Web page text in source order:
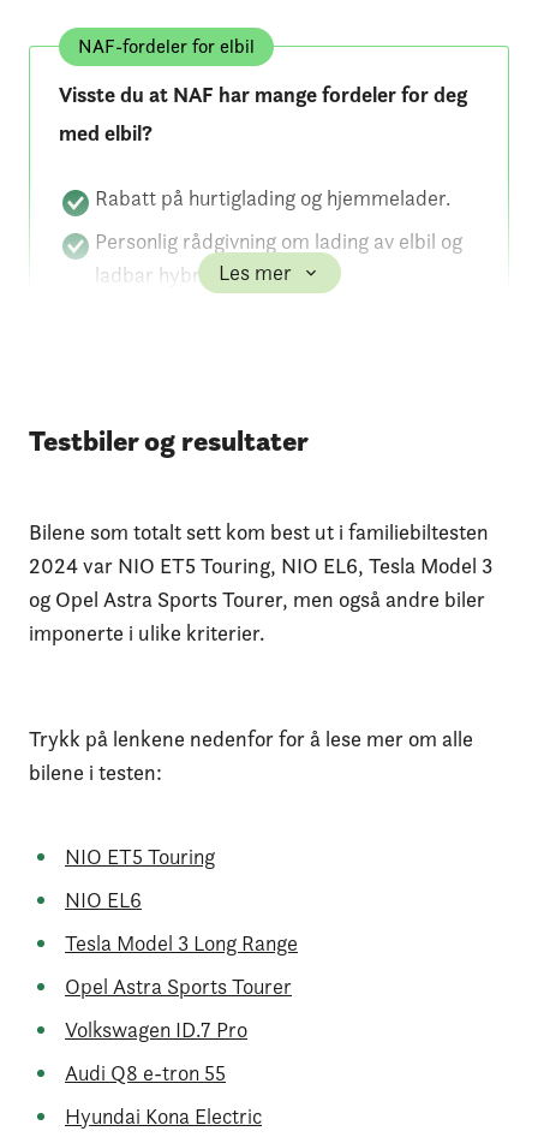
NAF-fordeler for elbil
Visste du at NAF har mange fordeler for deg
med elbil?
Rabatt på hurtiglading og hjemmelader.
Personlig rådgivning om lading av elbil og
ladbar hybrid.
I tillegg får du tilgang til veihjelp,
nøkkelforsikring, rabatt på EU-kontroll og
Les mer om medlemskapet
Les mer
Testbiler og resultater
Bilene som totalt sett kom best ut i familiebiltesten
2024 var NIO ET5 Touring, NIO EL6, Tesla Model 3
og Opel Astra Sports Tourer, men også andre biler
imponerte i ulike kriterier.
Trykk på lenkene nedenfor for å lese mer om alle
bilene i testen:
NIO ET5 Touring
NIO EL6
Tesla Model 3 Long Range
Opel Astra Sports Tourer
Volkswagen ID.7 Pro
Audi Q8 e-tron 55
Hyundai Kona Electric